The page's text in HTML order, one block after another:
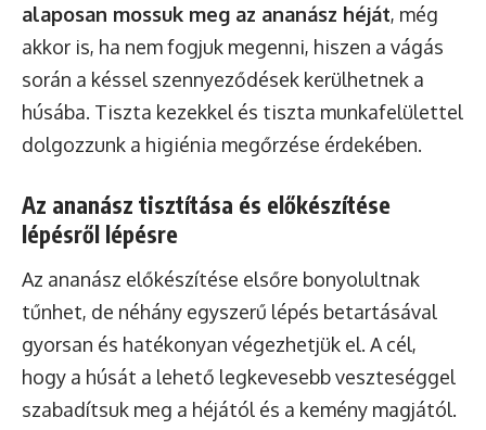
alaposan mossuk meg az ananász héját, még
akkor is, ha nem fogjuk megenni, hiszen a vágás
során a késsel szennyeződések kerülhetnek a
húsába. Tiszta kezekkel és tiszta munkafelülettel
dolgozzunk a higiénia megőrzése érdekében.
Az ananász tisztítása és előkészítése
lépésről lépésre
Az ananász előkészítése elsőre bonyolultnak
tűnhet, de néhány egyszerű lépés betartásával
gyorsan és hatékonyan végezhetjük el. A cél,
hogy a húsát a lehető legkevesebb veszteséggel
szabadítsuk meg a héjától és a kemény magjától.